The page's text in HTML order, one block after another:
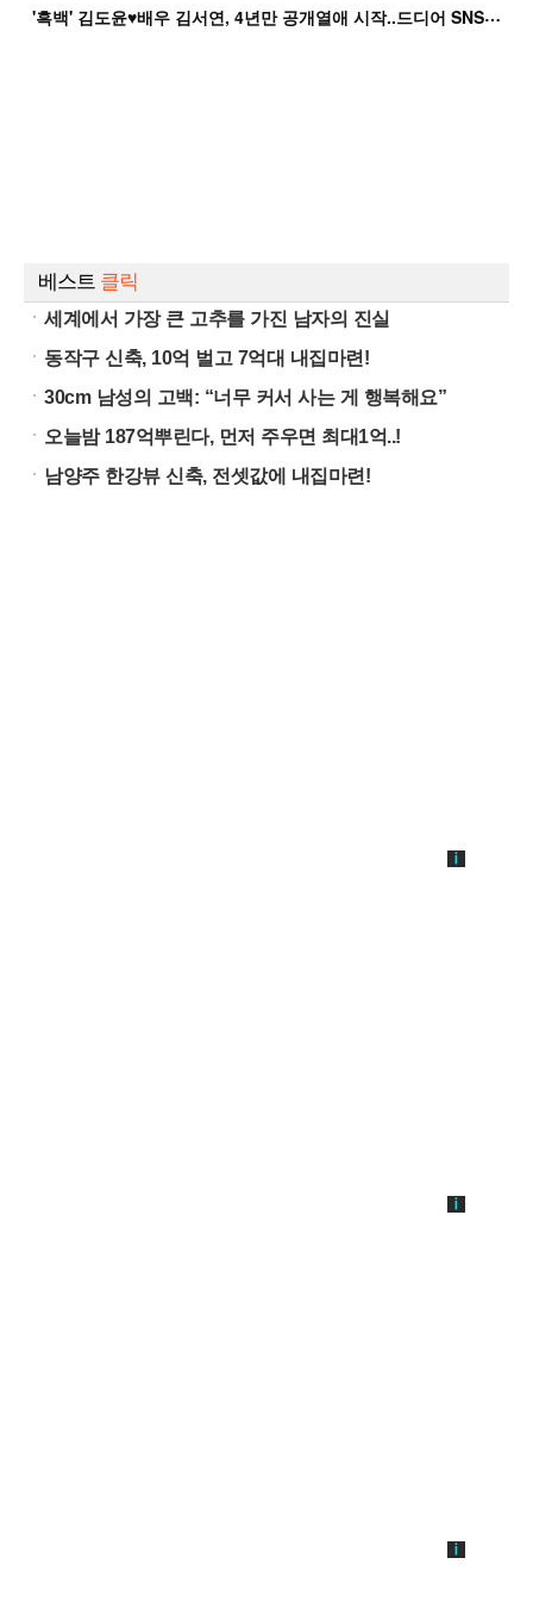
'
흑백' 김도윤♥배우 김서연, 4년만 공개열애 시작..드디어 SNS에 노출 [핫피...